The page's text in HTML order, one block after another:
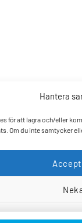
Hantera
för att lagra och/eller
Om du inte samtycker